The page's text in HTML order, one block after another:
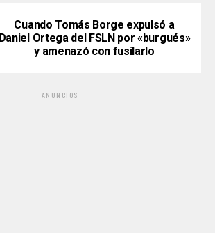
Cuando Tomás Borge expulsó a
Daniel Ortega del FSLN por «burgués»
y amenazó con fusilarlo
ANUNCIOS